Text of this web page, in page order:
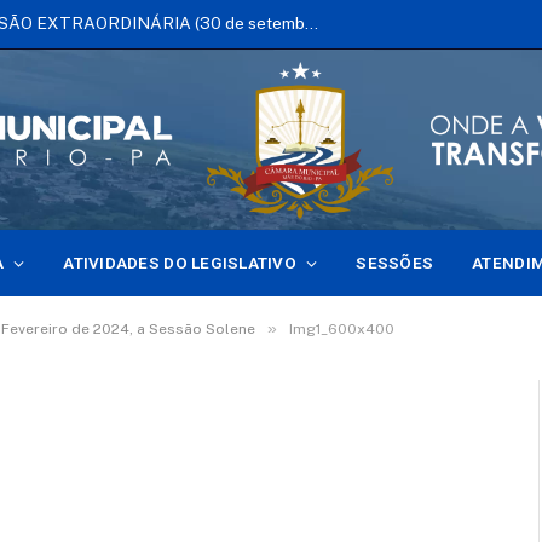
EDITAL DE CONVOCAÇÃO DE SESSÃO EXTRAORDINÁRIA (30 de setembro de 2025)
ATIVIDADES DO LEGISLATIVO SESSÕES
de 2024, a Sessão Solene » Img1_600x400